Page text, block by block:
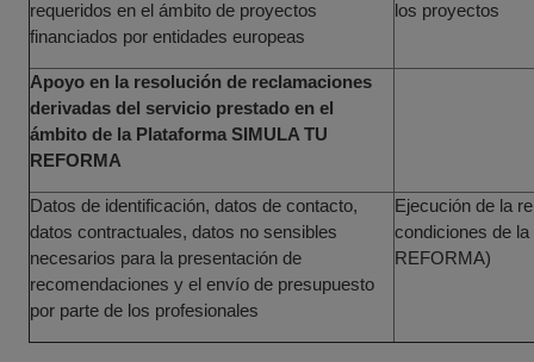
requeridos en el ámbito de proyectos
financiados por entidades europeas
los proyectos
Apoyo en la resolución de reclamaciones
derivadas del servicio prestado en el
ámbito de la Plataforma SIMULA TU
REFORMA
Datos de identificación, datos de contacto,
datos contractuales, datos no sensibles
necesarios para la presentación de
recomendaciones y el envío de presupuesto
por parte de los profesionales
Ejecución de la
condiciones de
REFORMA)